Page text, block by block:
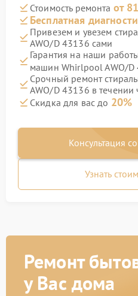
Стоимость ремонта от
Бесплатная
Привезем и увезем
AWO/D 43136 сами
Гарантия на наши
машин Whirlpool AWO/
Срочный ремонт
AWO/D 43136 в течении
Скидка для вас до 20%
Консультация
Узнать
Ремонт
у Вас дома